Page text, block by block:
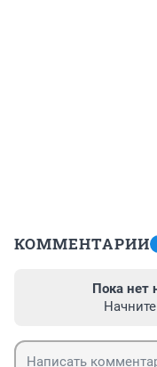
КОММЕНТАРИИ
Пока нет